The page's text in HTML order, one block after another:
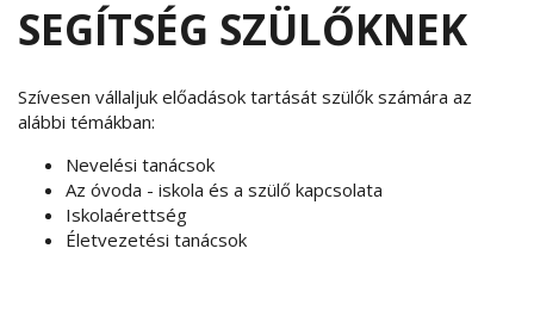
SEGÍTSÉG SZÜLŐKNEK
Szívesen vállaljuk előadások tartását szülők számára az
alábbi témákban:
Nevelési tanácsok
Az óvoda - iskola és a szülő kapcsolata
Iskolaérettség
Életvezetési tanácsok